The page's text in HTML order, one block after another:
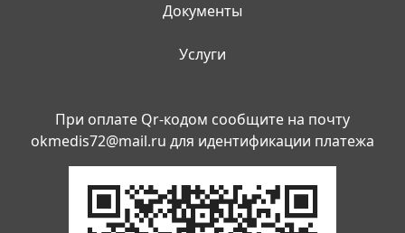
Документы
Услуги
При оплате Qr-кодом сообщите на почту
okmedis72@mail.ru для идентификации платежа